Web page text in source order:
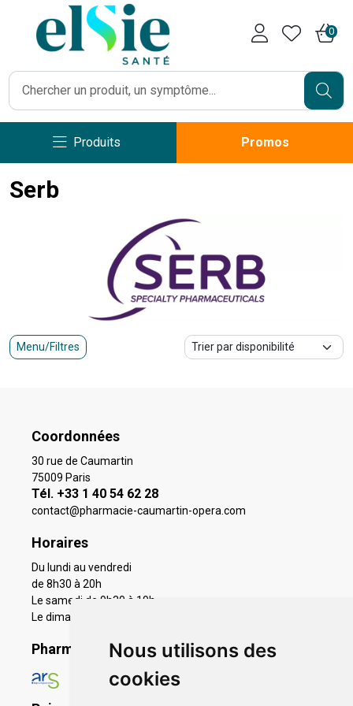
Nous utilisons des
cookies
0
Produits Promos
Serb
Menu/Filtres
Coordonnées
30 rue de Caumartin
75009 Paris
Tél. +33 1 40 54 62 28
contact@pharmacie-caumartin-opera.com
Horaires
Du lundi au vendredi
de 8h30 à 20h
Le samedi de 9h30 à 19h
Le dimanche 11h à 19h
Pharmacie en ligne agréée